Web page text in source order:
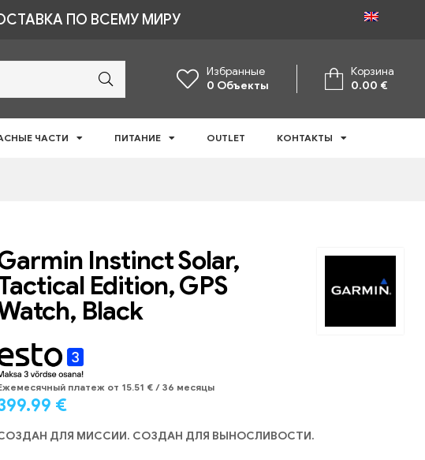
ПО ВСЕМУ МИРУ
Избранные
0 Объекты
Корзина
0.00 €
ЧАСТИ ПИТАНИЕ OUTLET КОНТАКТЫ
Instinct Solar,
Edition, GPS
Black
платеж от 15.51 € / 36 месяцы
€
ДЛЯ МИССИИ. СОЗДАН ДЛЯ ВЫНОСЛИВОСТИ.